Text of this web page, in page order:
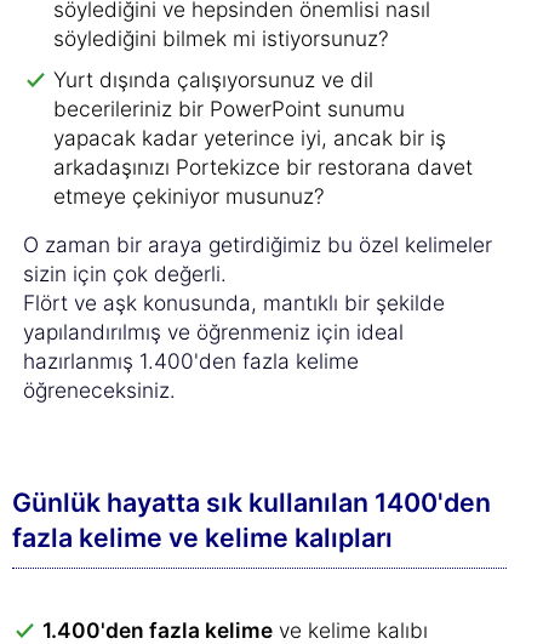
söylediğini ve hepsinden önemlisi nasıl
söylediğini bilmek mi istiyorsunuz?
Yurt dışında çalışıyorsunuz ve dil
becerileriniz bir PowerPoint sunumu
yapacak kadar yeterince iyi, ancak bir iş
arkadaşınızı Portekizce bir restorana davet
etmeye çekiniyor musunuz?
O zaman bir araya getirdiğimiz bu özel kelimeler
sizin için çok değerli.
Flört ve aşk konusunda, mantıklı bir şekilde
yapılandırılmış ve öğrenmeniz için ideal
hazırlanmış 1.400'den fazla kelime
öğreneceksiniz.
Günlük hayatta sık kullanılan 1400'den
fazla kelime ve kelime kalıpları
1.400'den fazla kelime ve kelime kalıbı